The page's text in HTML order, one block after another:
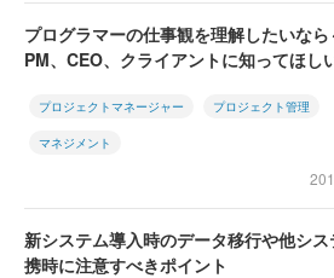
プログラマーの仕事観を理解したいなら
PM、CEO、クライアントに知ってほし
プロジェクトマネージャー プロジェクト管理
マネジメント
新システム導入時のデータ移行や他シ
携時に注意すべきポイント